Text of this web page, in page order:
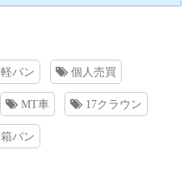
軽バン 個人売買
MT車 17クラウン
箱バン